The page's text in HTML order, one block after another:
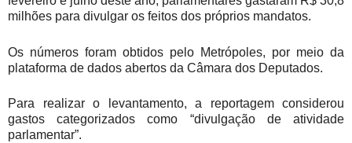
milhões para divulgar os feitos dos próprios mandatos.
Os números foram obtidos pelo Metrópoles, por meio da
plataforma de dados abertos da Câmara dos Deputados.
Para realizar o levantamento, a reportagem considerou
gastos categorizados como “divulgação de atividade
parlamentar”.